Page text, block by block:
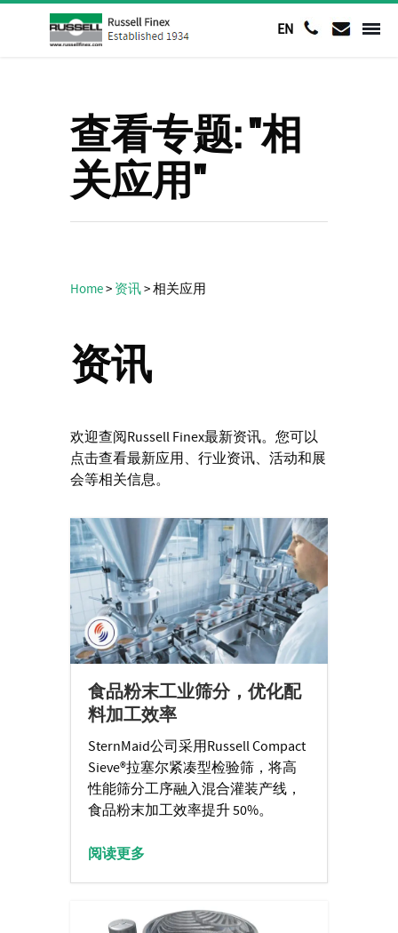
EN
查看专题: "相
关应用"
Home> 资讯>相关应用
资讯
欢迎查阅Russell Finex最新资讯。您可以
点击查看最新应用、行业资讯、活动和展
会等相关信息。
食品粉末工业筛分，优化配
料加工效率
SternMaid公司采用Russell Compact
Sieve®拉塞尔紧凑型检验筛，将高
性能筛分工序融入混合灌装产线，
食品粉末加工效率提升 50%。
阅读更多